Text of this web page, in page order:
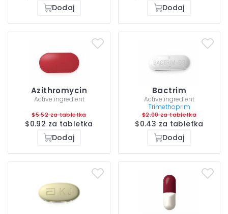
Dodaj
Dodaj
Azithromycin
Active ingredient
$5.52 za tabletka
$0.92 za tabletka
Dodaj
Bactrim
Active ingredient
Trimethoprim
$2.00 za tabletka
$0.43 za tabletka
Dodaj